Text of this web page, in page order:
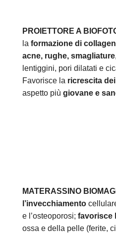
PROIETTORE A
la formazione di
acne, rughe, smagliature
lentiggini, pori dilatati e
Favorisce la ricrescita
aspetto più giovane e
MATERASSINO
l’invecchiamento
e l’osteoporosi; favorisce
ossa e della pelle (ferite,